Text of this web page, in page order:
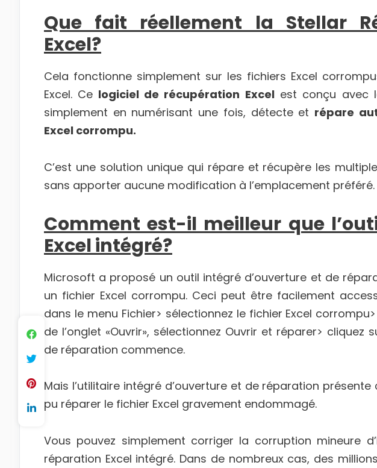
Que fait réellement la Stellar
Excel?
Cela fonctionne simplement sur les fichiers Excel
Excel. Ce logiciel de récupération Excelest conçu avec
simplement en numérisant une fois, détecte et répare
Excel corrompu.
C’est une solution unique qui répare et récupère les
sans apporter aucune modification à l’emplacement préféré.
Comment est-il meilleur que
Excel intégré?
Microsoft a proposé un outil intégré d’ouverture et de
un fichier Excel corrompu. Ceci peut être facilement
dans le menu Fichier> sélectionnez le fichier Excel
de l’onglet «Ouvrir», sélectionnez Ouvrir et réparer> cliquez
de réparation commence.
Mais l’utilitaire intégré d’ouverture et de réparation
pu réparer le fichier Excel gravement endommagé.
Vous pouvez simplement corriger la corruption mineure
réparation Excel intégré. Dans de nombreux cas, des